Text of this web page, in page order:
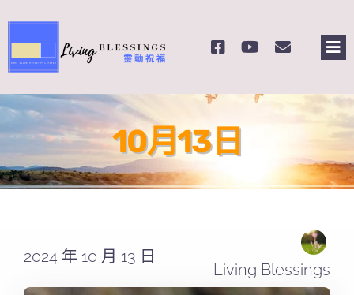
to
content
關於我們
奉獻支持
Search
10月13日
2024 年 10 月 13 日
Living Blessings